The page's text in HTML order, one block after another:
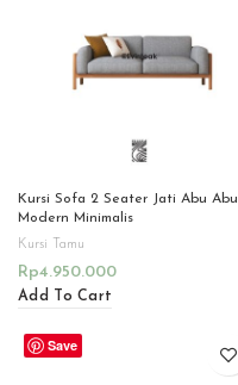
Kursi Sofa 2 Seater Jati Abu Abu
Modern Minimalis
Kursi Tamu
Rp4.950.000
Add To Cart
Save